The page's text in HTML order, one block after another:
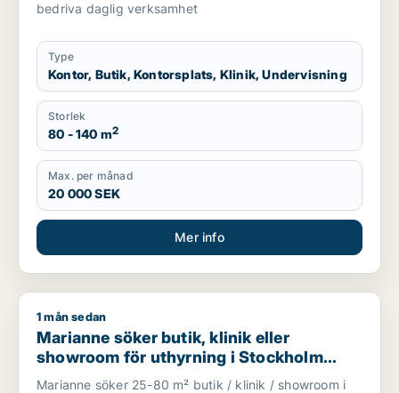
bedriva daglig verksamhet
Type
Kontor, Butik, Kontorsplats, Klinik, Undervisning
Storlek
80 - 140 m2
Max. per månad
20 000 SEK
Mer info
Marianne söker butik, klinik eller showroom för uthyrning i
1 mån sedan
Marianne söker butik, klinik eller
showroom för uthyrning i Stockholm
Innerstad
Marianne söker 25-80 m² butik / klinik / showroom i